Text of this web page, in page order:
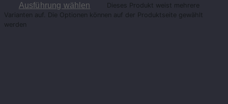
Ausführung wählen
Dieses Produkt weist mehrere
Varianten auf. Die Optionen können auf der Produktseite gewählt
werden